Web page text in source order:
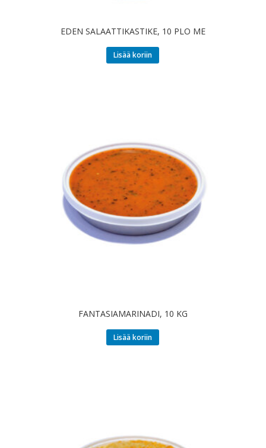
EDEN SALAATTIKASTIKE, 10 PLO ME
Lisää koriin
FANTASIAMARINADI, 10 KG
Lisää koriin